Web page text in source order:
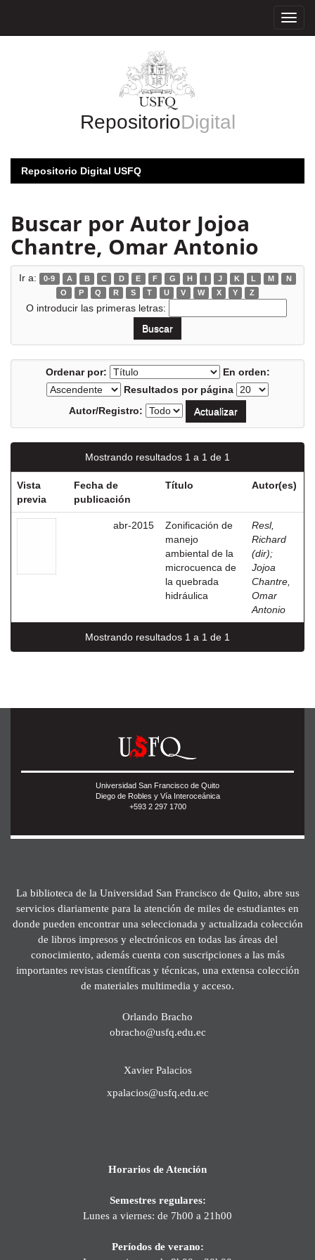
RepositorioDigital
Repositorio Digital USFQ
Buscar por Autor Jojoa
Chantre, Omar Antonio
Ir a: 0-9 A B C D E F G H I J K L M
N
O
P Q R S T U V W X Y Z
O introducir las primeras letras:
Ordenar por:
En orden:
Resultados por página
Autor/Registro:
Mostrando resultados 1 a 1 de 1
Vista
previa
Fecha de
publicación
Título Autor(es)
abr-2015
Zonificación de
manejo
ambiental de la
microcuenca de
la quebrada
hidráulica
Resl,
Richard
(dir);
Jojoa
Chantre,
Omar
Antonio
Mostrando resultados 1 a 1 de 1
Universidad San Francisco de Quito
Diego de Robles y Vía Interoceánica
+593 2 297 1700
La biblioteca de la Universidad San Francisco de Quito, abre sus
servicios diariamente para la atención de miles de estudiantes en
donde pueden encontrar una seleccionada y actualizada colección
de libros impresos y electrónicos en todas las áreas del
conocimiento, además cuenta con suscripciones a las más
importantes revistas científicas y técnicas, una extensa colección
de materiales multimedia y acceso.
Orlando Bracho
obracho@usfq.edu.ec
Xavier Palacios
xpalacios@usfq.edu.ec
Horarios de Atención
Semestres regulares:
Lunes a viernes: de 7h00 a 21h00
Períodos de verano: